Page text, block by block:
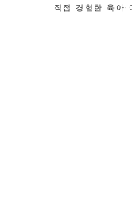
직접 경험한 육아